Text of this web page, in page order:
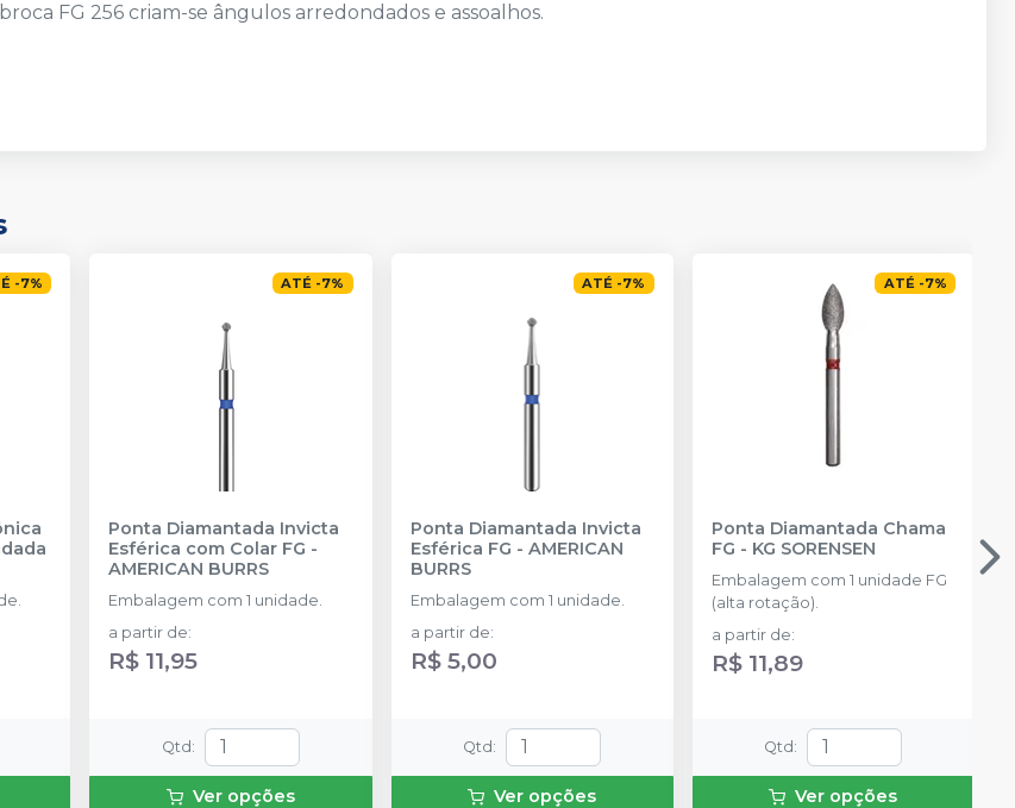
FG 256 criam-se ângulos arredondados e assoalhos.
-7% ATÉ -7%
Ponta Diamantada Invicta
Esférica com Colar FG -
AMERICAN BURRS
Embalagem com 1 unidade.
a partir de:
R$ 11,95
Qtd :
Ver opções
ATÉ -7%
Ponta Diamantada Invicta
Esférica FG - AMERICAN
BURRS
Embalagem com 1 unidade.
a partir de:
R$ 5,00
Qtd :
Ver opções
ATÉ -7%
Ponta Diamantada Chama
FG - KG SORENSEN
Embalagem com 1 unidade FG
(alta rotação).
a partir de:
R$ 11,89
Qtd :
Ver opções